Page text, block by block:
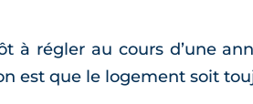
à régler au cours d’une
est que le logement soit